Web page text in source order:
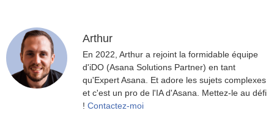
Arthur
En 2022, Arthur a rejoint la formidable équipe
d'iDO (Asana Solutions Partner) en tant
qu'Expert Asana. Et adore les sujets complexes
et c'est un pro de l'IA d'Asana. Mettez-le au défi
! Contactez-moi